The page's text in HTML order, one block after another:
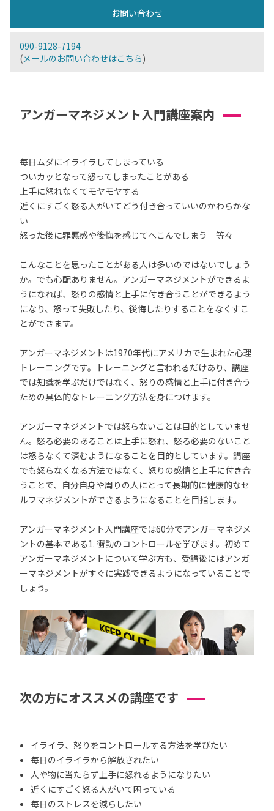
お問い合わせ
090-9128-7194
(メールのお問い合わせはこちら)
アンガーマネジメント入門講座案内
毎日ムダにイライラしてしまっている
ついカッとなって怒ってしまったことがある
上手に怒れなくてモヤモヤする
近くにすごく怒る人がいてどう付き合っていいのかわらかな
い
怒った後に罪悪感や後悔を感じてへこんでしまう 等々
こんなことを思ったことがある人は多いのではないでしょう
か。でも心配ありません。アンガーマネジメントができるよ
うになれば、怒りの感情と上手に付き合うことができるよう
になり、怒って失敗したり、後悔したりすることをなくすこ
とができます。
アンガーマネジメントは1970年代にアメリカで生まれた心理
トレーニングです。トレーニングと言われるだけあり、講座
では知識を学ぶだけではなく、怒りの感情と上手に付き合う
ための具体的なトレーニング方法を身につけます。
アンガーマネジメントでは怒らないことは目的としていませ
ん。怒る必要のあることは上手に怒れ、怒る必要のないこと
は怒らなくて済むようになることを目的としています。講座
でも怒らなくなる方法ではなく、怒りの感情と上手に付き合
うことで、自分自身や周りの人にとって長期的に健康的なセ
ルフマネジメントができるようになることを目指します。
アンガーマネジメント入門講座では60分でアンガーマネジメ
ントの基本である1. 衝動のコントロールを学びます。初めて
アンガーマネジメントについて学ぶ方も、受講後にはアンガ
ーマネジメントがすぐに実践できるようになっていることで
しょう。
次の方にオススメの講座です
イライラ、怒りをコントロールする方法を学びたい
毎日のイライラから解放されたい
人や物に当たらず上手に怒れるようになりたい
近くにすごく怒る人がいて困っている
毎日のストレスを減らしたい